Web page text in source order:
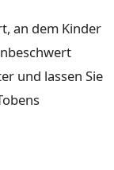
an dem Kinder
und lassen Sie